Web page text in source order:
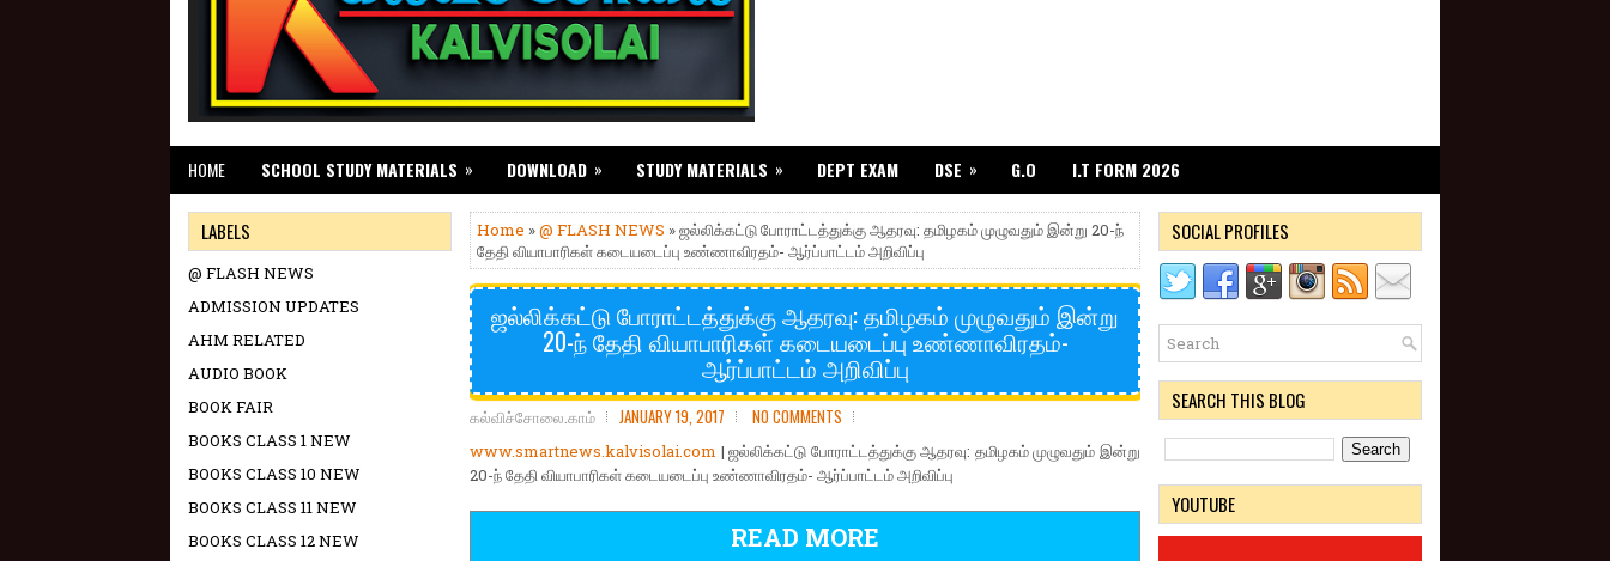
HOME SCHOOL STUDY MATERIALS » DOWNLOAD » STUDY MATERIALS » DEPT EXAM DSE » G.O I.T FORM 2026
Home »@ FLASH NEWS » ஜல்லிக்கட்டு போராட்டத்துக்கு ஆதரவு: தமிழகம் முழுவதும் இன்று 20-ந்
தேதி வியாபாரிகள் கடையடைப்பு உண்ணாவிரதம்- ஆர்ப்பாட்டம் அறிவிப்பு
ஜல்லிக்கட்டு போராட்டத்துக்கு ஆதரவு: தமிழகம் முழுவதும் இன்று
20-ந் தேதி வியாபாரிகள் கடையடைப்பு உண்ணாவிரதம்-
ஆர்ப்பாட்டம் அறிவிப்பு
கல்விச்சோலை.காம் JANUARY 19, 2017 NO COMMENTS
www.smartnews.kalvisolai.com | ஜல்லிக்கட்டு போராட்டத்துக்கு ஆதரவு: தமிழகம் முழுவதும் இன்று
20-ந் தேதி வியாபாரிகள் கடையடைப்பு உண்ணாவிரதம்- ஆர்ப்பாட்டம் அறிவிப்பு
READ MORE
LABELS
@ FLASH NEWS
ADMISSION UPDATES
AHM RELATED
AUDIO BOOK
BOOK FAIR
BOOKS CLASS 1 NEW
BOOKS CLASS 10 NEW
BOOKS CLASS 11 NEW
BOOKS CLASS 12 NEW
SOCIAL PROFILES
SEARCH THIS BLOG
YOUTUBE